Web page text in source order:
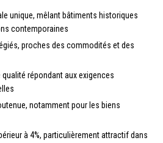
unique, mêlant bâtiments historiques
contemporaines
proches des commodités et des
répondant aux exigences
notamment pour les biens
à 4%, particulièrement attractif dans